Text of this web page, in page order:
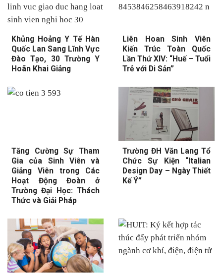
Khủng Hoảng Y Tế Hàn
Quốc Lan Sang Lĩnh Vực
Đào Tạo, 30 Trường Y
Hoãn Khai Giảng
Liên Hoan Sinh Viên
Kiến Trúc Toàn Quốc
Lần Thứ XIV: “Huế – Tuổi
Trẻ với Di Sản”
Tăng Cường Sự Tham
Gia của Sinh Viên và
Giảng Viên trong Các
Hoạt Động Đoàn ở
Trường Đại Học: Thách
Thức và Giải Pháp
Trường ĐH Văn Lang Tổ
Chức Sự Kiện “Italian
Design Day – Ngày Thiết
Kế Ý”